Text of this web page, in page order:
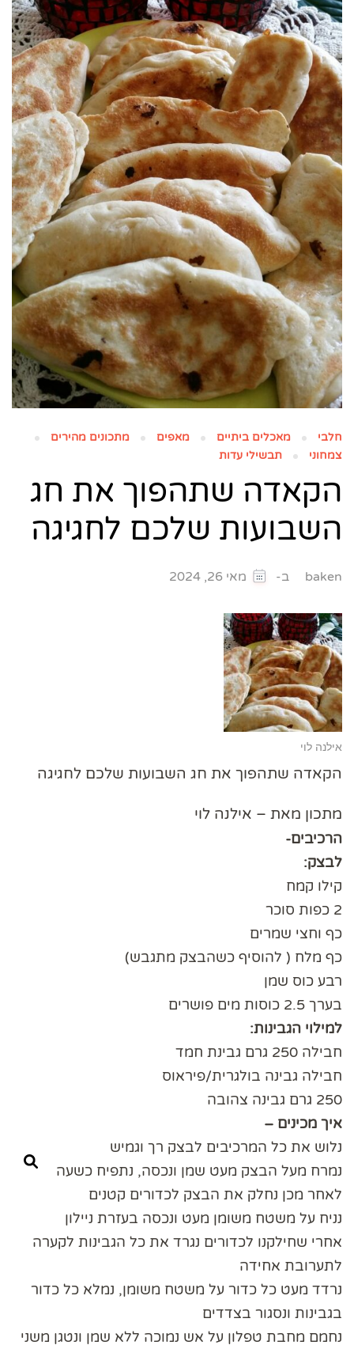
חלבי מאכלים ביתיים מאפים
מתכונים מהירים
צמחוני
תבשילי עדות
הקאדה שתהפוך את חג
השבועות שלכם לחגיגה
baken ב- מאי 26, 2024
אילנה לוי
הקאדה שתהפוך את חג השבועות שלכם לחגיגה
מתכון מאת – אילנה לוי
הרכיבים-
לבצק:
קילו קמח
2 כפות סוכר
כף וחצי שמרים
כף מלח ( להוסיף כשהבצק מתגבש)
רבע כוס שמן
בערך 2.5 כוסות מים פושרים
למילוי הגבינות:
חבילה 250 גרם גבינת חמד
חבילה גבינה בולגרית/פיראוס
250 גרם גבינה צהובה
איך מכינים –
נלוש את כל המרכיבים לבצק רך וגמיש
נמרח מעל הבצק מעט שמן ונכסה, נתפיח כשעה
לאחר מכן נחלק את הבצק לכדורים קטנים
נניח על משטח משומן מעט ונכסה בעזרת ניילון
אחרי שחילקנו לכדורים נגרד את כל הגבינות לקערה
לתערובת אחידה
נרדד מעט כל כדור על משטח משומן, נמלא כל כדור
בגבינות ונסגור בצדדים
נחמם מחבת טפלון על אש נמוכה ללא שמן ונטגן משני